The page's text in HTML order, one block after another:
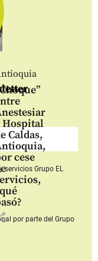
Hospital
Caldas,
cese
serviciosGrupo EL
por parte del Grupo